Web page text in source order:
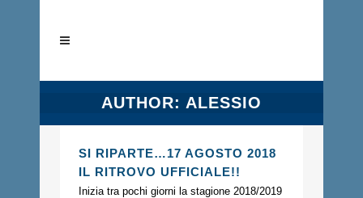
AUTHOR: ALESSIO
SI RIPARTE…17 AGOSTO 2018
IL RITROVO UFFICIALE!!
Inizia tra pochi giorni la stagione 2018/2019